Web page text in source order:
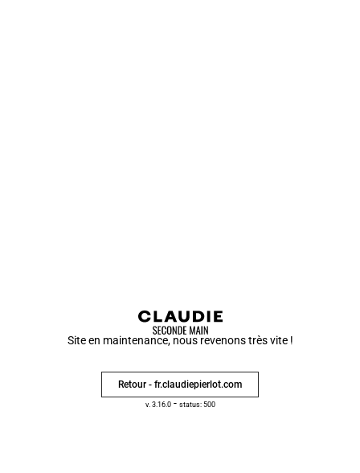
Site en maintenance, nous revenons très vite !
Retour - fr.claudiepierlot.com
v. 3.16.0- status: 500